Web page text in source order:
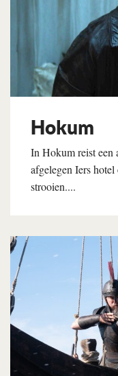
Hokum
In Hokum reist een
afgelegen Iers
strooien....
Lees verder